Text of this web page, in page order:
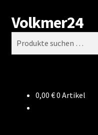
Zur
Navigation
springen
Zum
Inhalt
springen
Volkmer24
Suchen
0,00 €0 Artikel